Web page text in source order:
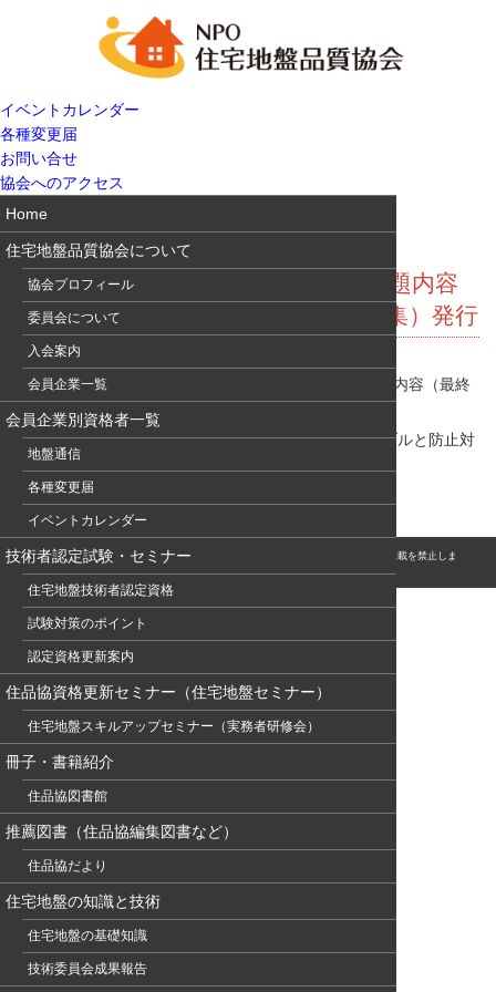
イベントカレンダー
各種変更届
お問い合せ
協会へのアクセス
Home
住宅地盤品質協会について
協会プロフィール
委員会について
入会案内
会員企業一覧
会員企業別資格者一覧
地盤通信
各種変更届
イベントカレンダー
技術者認定試験・セミナー
住宅地盤技術者認定資格
試験対策のポイント
認定資格更新案内
住品協資格更新セミナー（住宅地盤セミナー）
住宅地盤スキルアップセミナー（実務者研修会）
冊子・書籍紹介
住品協図書館
推薦図書（住品協編集図書など）
住品協だより
住宅地盤の知識と技術
住宅地盤の基礎知識
技術委員会成果報告
技術者認定資格試験締切間近！＆出題内容
Up、基礎工9月号（小規模建築物特集）発行
締切間近！受験申込みはお急ぎ下さい。 必見！ 出題内容（最終
版）Up
基礎工9月号（特集：小規模建築物基礎・地盤のトラブルと防止対
策）発行されました。地盤通信228
© このホームページの著作権は、NPO 住宅地盤品質協会に属します。無断転用・転載を禁止しま